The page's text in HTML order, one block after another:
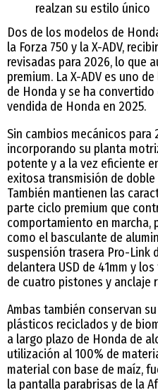
realzan su estilo único
Dos de los modelos de
la Forza 750 y la X-ADV,
revisadas para 2026, lo que
premium. La X-ADV es uno
de Honda y se ha
vendida de Honda en 2025.
Sin cambios mecánicos
incorporando su planta
potente y a la vez eficiente
exitosa transmisión de doble
También mantienen las
parte ciclo premium que
comportamiento en marcha,
como el basculante de
suspensión trasera Pro-Link
delantera USD de 41mm y
de cuatro pistones y anclaje
Ambas también conservan
plásticos reciclados y de
a largo plazo de Honda de
utilización al 100% de
material con base de maíz,
la pantalla parabrisas de la